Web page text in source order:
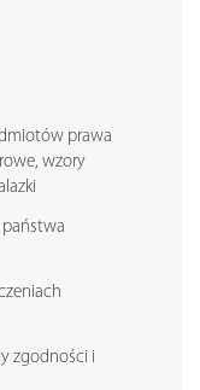
prawa
wzory
zgodności i